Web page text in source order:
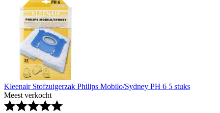
Kleenair Stofzuigerzak Philips Mobilo/Sydney PH 6 5 stuks
Meest verkocht